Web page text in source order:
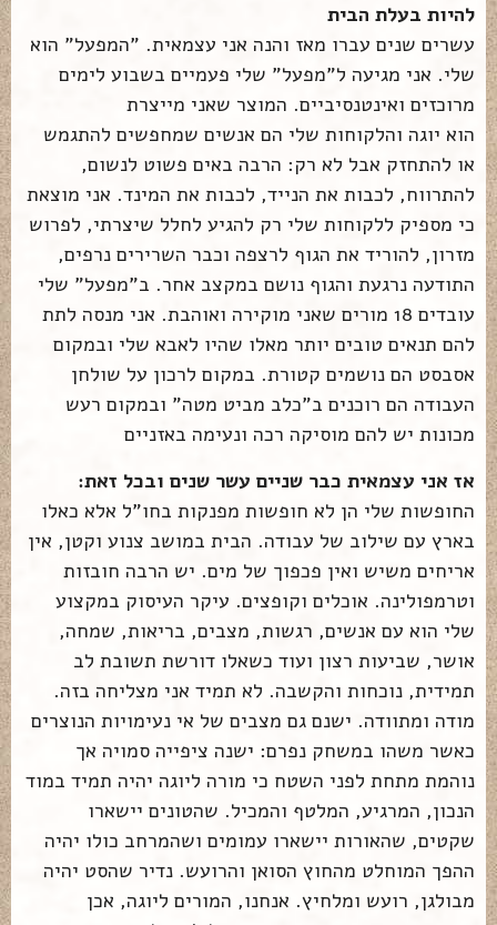
להיות בעלת הבית
עשרים שנים עברו מאז והנה אני עצמאית. "המפעל" הוא
שלי. אני מגיעה ל"מפעל" שלי פעמיים בשבוע לימים
מרוכזים ואינטנסיביים. המוצר שאני מייצרת
הוא יוגה והלקוחות שלי הם אנשים שמחפשים להתגמש
או להתחזק אבל לא רק: הרבה באים פשוט לנשום,
להתרווח, לכבות את הנייד, לכבות את המינד. אני מוצאת
כי מספיק ללקוחות שלי רק להגיע לחלל שיצרתי, לפרוש
מזרון, להוריד את הגוף לרצפה וכבר השרירים נרפים,
התודעה נרגעת והגוף נושם במקצב אחר. ב"מפעל" שלי
עובדים 18 מורים שאני מוקירה ואוהבת. אני מנסה לתת
להם תנאים טובים יותר מאלו שהיו לאבא שלי ובמקום
אסבסט הם נושמים קטורת. במקום לרכון על שולחן
העבודה הם רוכנים ב"כלב מביט מטה" ובמקום רעש
מכונות יש להם מוסיקה רכה ונעימה באזניים
אז אני עצמאית כבר שניים עשר שנים ובכל זאת:
החופשות שלי הן לא חופשות מפנקות בחו"ל אלא כאלו
בארץ עם שילוב של עבודה. הבית במושב צנוע וקטן, אין
אריחים משיש ואין פכפוך של מים. יש הרבה חובזות
וטרמפולינה. אוכלים וקופצים. עיקר העיסוק במקצוע
שלי הוא עם אנשים, רגשות, מצבים, בריאות, שמחה,
אושר, שביעות רצון ועוד כשאלו דורשת תשובת לב
תמידית, נוכחות והקשבה. לא תמיד אני מצליחה בזה.
מודה ומתוודה. ישנם גם מצבים של אי נעימויות הנוצרים
כאשר משהו במשחק נפרם: ישנה ציפייה סמויה אך
נוהמת מתחת לפני השטח כי מורה ליוגה יהיה תמיד במוד
הנכון, המרגיע, המלטף והמכיל. שהטונים יישארו
שקטים, שהאורות יישארו עמומים ושהמרחב כולו יהיה
ההפך המוחלט מהחוץ הסואן והרועש. נדיר שהסט יהיה
מבולגן, רועש ומלחיץ. אנחנו, המורים ליוגה, אכן